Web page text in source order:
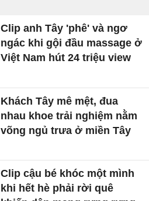
Clip anh Tây 'phê' và ngơ
ngác khi gội đầu massage ở
Việt Nam hút 24 triệu view
Khách Tây mê mệt, đua
nhau khoe trải nghiệm nằm
võng ngủ trưa ở miền Tây
Clip cậu bé khóc một mình
khi hết hè phải rời quê